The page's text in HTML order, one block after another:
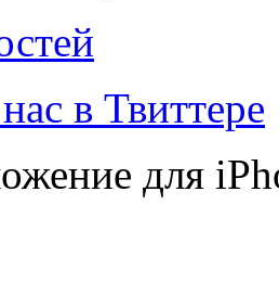
в Твиттере
для